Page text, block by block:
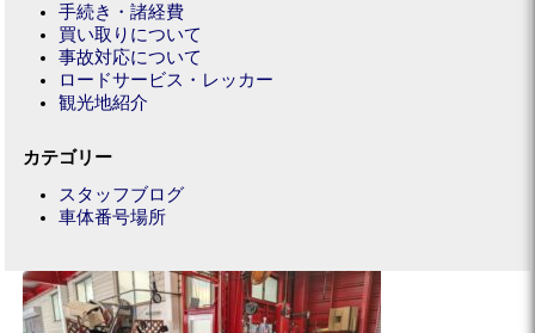
手続き・諸経費
買い取りについて
事故対応について
ロードサービス・レッカー
観光地紹介
カテゴリー
スタッフブログ
車体番号場所